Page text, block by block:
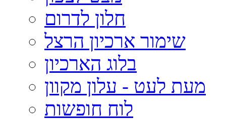
חלון לדרום
שימור ארכיון הרצל
בלוג הארכיון
מעת לעט - עלון מקוון
לוח חופשות